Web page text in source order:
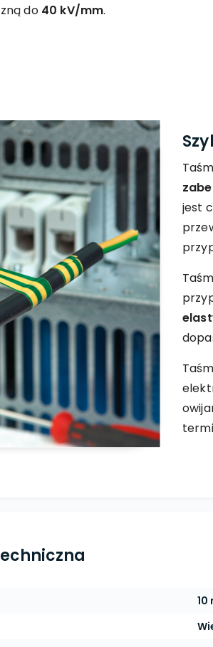
do 40 kV/mm.
jest
10